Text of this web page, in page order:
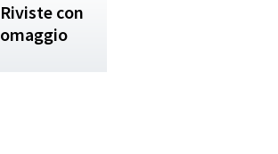
Riviste con
omaggio